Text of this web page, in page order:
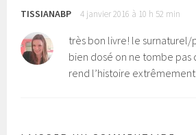
TISSIANABP 4 janvier 2016 à 10 h 52 min
très bon livre! le surnaturel/
bien dosé on ne tombe pas
rend l’histoire